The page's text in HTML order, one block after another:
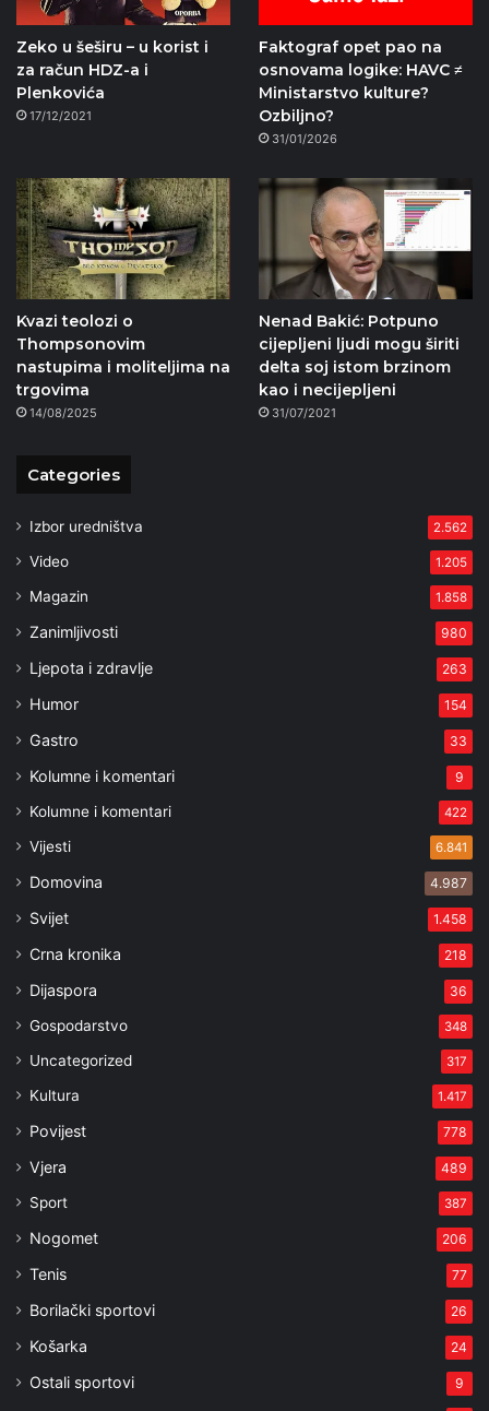
Zeko u šeširu – u korist i
za račun HDZ-a i
Plenkovića
17/12/2021
Faktograf opet pao na
osnovama logike: HAVC ≠
Ministarstvo kulture?
Ozbiljno?
31/01/2026
Kvazi teolozi o
Thompsonovim
nastupima i moliteljima na
trgovima
14/08/2025
Nenad Bakić: Potpuno
cijepljeni ljudi mogu širiti
delta soj istom brzinom
kao i necijepljeni
31/07/2021
Categories
Izbor uredništva 2.562
Video 1.205
Magazin 1.858
Zanimljivosti 980
Ljepota i zdravlje 263
Humor 154
Gastro 33
Kolumne i komentari 9
Kolumne i komentari 422
Vijesti 6.841
Domovina 4.987
Svijet 1.458
Crna kronika 218
Dijaspora 36
Gospodarstvo 348
Uncategorized 317
Kultura 1.417
Povijest 778
Vjera 489
Sport 387
Nogomet 206
Tenis 77
Borilački sportovi 26
Košarka 24
Ostali sportovi 9